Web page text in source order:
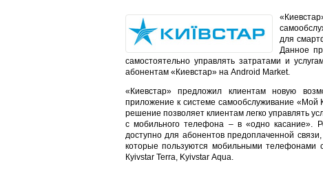
для
Данное
самостоятельно управлять затратами и
абонентам «Киевстар» на Android Market.
«Киевстар» предложил клиентам новую
приложение к системе самообслуживание
решение позволяет клиентам легко управлять
с мобильного телефона – в «одно касание».
доступно для абонентов предоплаченной
которые пользуются мобильными телефонами
Кyivstar Terra, Kyivstar Aqua.